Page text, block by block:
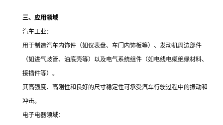
三、应用领域
汽车工业：
用于制造汽车内饰件（如仪表盘、车门内饰板等）、发动机周边部件
（如进气歧管、油底壳等）以及电气系统组件（如电线电缆绝缘材料、
接插件等）。
其高强度、高刚性和良好的尺寸稳定性可承受汽车行驶过程中的振动和
冲击。
电子电器领域：